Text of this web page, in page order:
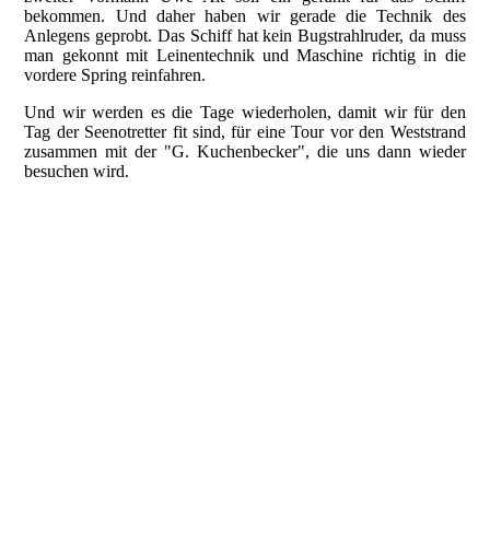
bekommen. Und daher haben wir gerade die Technik des
Anlegens geprobt. Das Schiff hat kein Bugstrahlruder, da muss
man gekonnt mit Leinentechnik und Maschine richtig in die
vordere Spring reinfahren.
Und wir werden es die Tage wiederholen, damit wir für den
Tag der Seenotretter fit sind, für eine Tour vor den Weststrand
zusammen mit der "G. Kuchenbecker", die uns dann wieder
besuchen wird.